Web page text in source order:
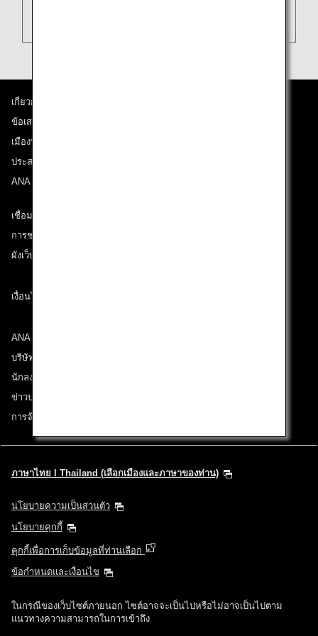
เกี่ยวกับ ANA
ข้อเสนอและประกาศ
เมืองที่เราเดินทางไป
ประสบการณ์ ANA
ANA Mileage Club
เชื่อมต่อกับ ANA
การช่วยเหลือด้านเทคนิค (ความสามารถในการเข้าถึง)
ผังเว็บไซต์
เงื่อนไขการขนส่ง
ANA Group
บริษัทในเครือ
นักลงทุนสัมพันธ์
ข่าวประชาสัมพันธ์
การจ้างงาน
ภาษาไทย l Thailand (เลือกเมืองและภาษาของท่าน)
นโยบายความเป็นส่วนตัว
นโยบายคุกกี้
คุกกี้เพื่อการเก็บข้อมูลที่ท่านเลือก
ข้อกำหนดและเงื่อนไข
ในกรณีของเว็บไซต์ภายนอก ไซต์อาจจะเป็นไปหรือไม่อาจเป็นไปตาม
แนวทางความสามารถในการเข้าถึง